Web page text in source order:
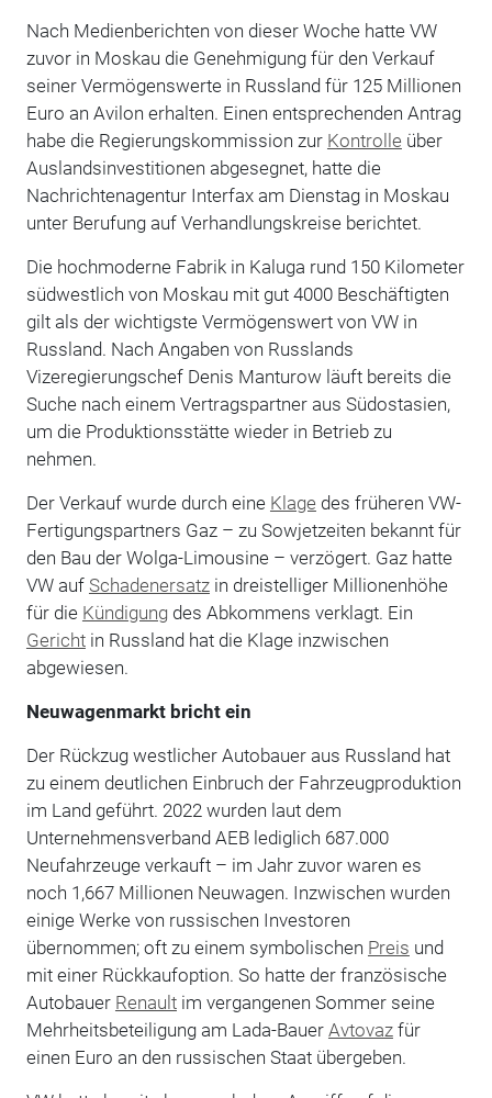
Nach Medienberichten von dieser Woche hatte VW
zuvor in Moskau die Genehmigung für den Verkauf
seiner Vermögenswerte in Russland für 125 Millionen
Euro an Avilon erhalten. Einen entsprechenden Antrag
habe die Regierungskommission zur Kontrolle über
Auslandsinvestitionen abgesegnet, hatte die
Nachrichtenagentur Interfax am Dienstag in Moskau
unter Berufung auf Verhandlungskreise berichtet.
Die hochmoderne Fabrik in Kaluga rund 150 Kilometer
südwestlich von Moskau mit gut 4000 Beschäftigten
gilt als der wichtigste Vermögenswert von VW in
Russland. Nach Angaben von Russlands
Vizeregierungschef Denis Manturow läuft bereits die
Suche nach einem Vertragspartner aus Südostasien,
um die Produktionsstätte wieder in Betrieb zu
nehmen.
Der Verkauf wurde durch eine Klage des früheren VW-
Fertigungspartners Gaz – zu Sowjetzeiten bekannt für
den Bau der Wolga-Limousine – verzögert. Gaz hatte
VW auf Schadenersatzin dreistelliger Millionenhöhe
für die Kündigungdes Abkommens verklagt. Ein
Gerichtin Russland hat die Klage inzwischen
abgewiesen.
Neuwagenmarkt bricht ein
Der Rückzug westlicher Autobauer aus Russland hat
zu einem deutlichen Einbruch der Fahrzeugproduktion
im Land geführt. 2022 wurden laut dem
Unternehmensverband AEB lediglich 687.000
Neufahrzeuge verkauft – im Jahr zuvor waren es
noch 1,667 Millionen Neuwagen. Inzwischen wurden
einige Werke von russischen Investoren
übernommen; oft zu einem symbolischen Preis und
mit einer Rückkaufoption. So hatte der französische
Autobauer Renaultim vergangenen Sommer seine
Mehrheitsbeteiligung am Lada-Bauer Avtovazfür
einen Euro an den russischen Staat übergeben.